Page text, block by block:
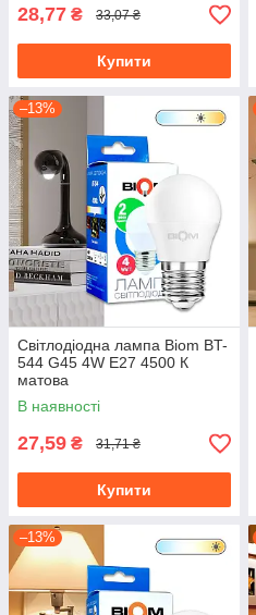
28,77 ₴ 33,07 ₴
Купити
–13%
Світлодіодна лампа Biom BT-
544 G45 4W E27 4500 К
матова
В наявності
27,59 ₴ 31,71 ₴
Купити
–13%